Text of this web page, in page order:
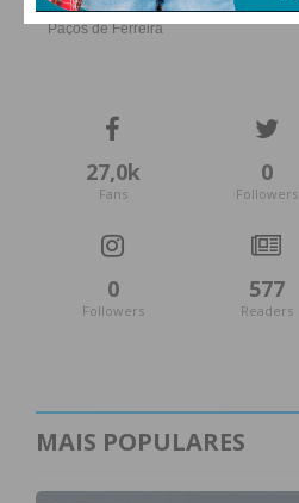
27,0k
Fans
0
Followers
0
Followers
577
Readers
MAIS POPULARES